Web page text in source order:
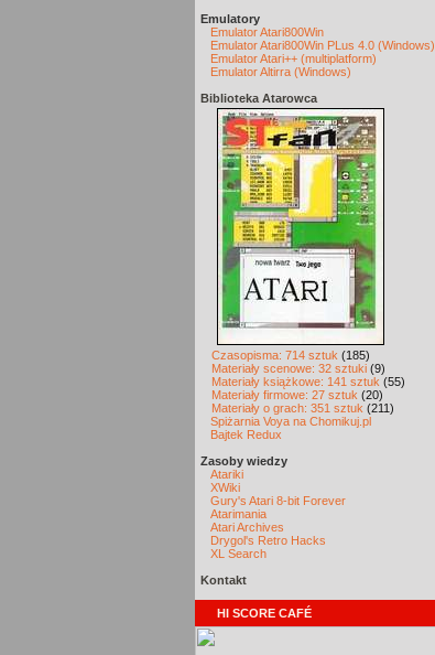
Emulatory
Emulator Atari800Win
Emulator Atari800Win PLus 4.0 (Windows)
Emulator Atari++ (multiplatform)
Emulator Altirra (Windows)
Biblioteka Atarowca
Czasopisma: 714 sztuk (185)
Materiały scenowe: 32 sztuki (9)
Materiały książkowe: 141 sztuk (55)
Materiały firmowe: 27 sztuk (20)
Materiały o grach: 351 sztuk (211)
Spiżarnia Voya na Chomikuj.pl
Bajtek Redux
Zasoby wiedzy
Atariki
XWiki
Gury's Atari 8-bit Forever
Atarimania
Atari Archives
Drygol's Retro Hacks
XL Search
Kontakt
HI SCORE CAFÉ